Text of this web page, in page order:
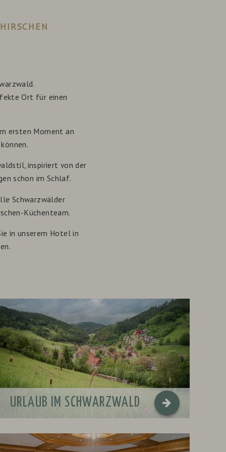
Ort für einen
ersten Moment an
inspiriert von der
schon im Schlaf.
Schwarzwälder
Küchenteam.
in unserem Hotel in
URLAUB IM SCHWARZWALD